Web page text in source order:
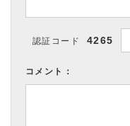
認証コード 4265
コメント：